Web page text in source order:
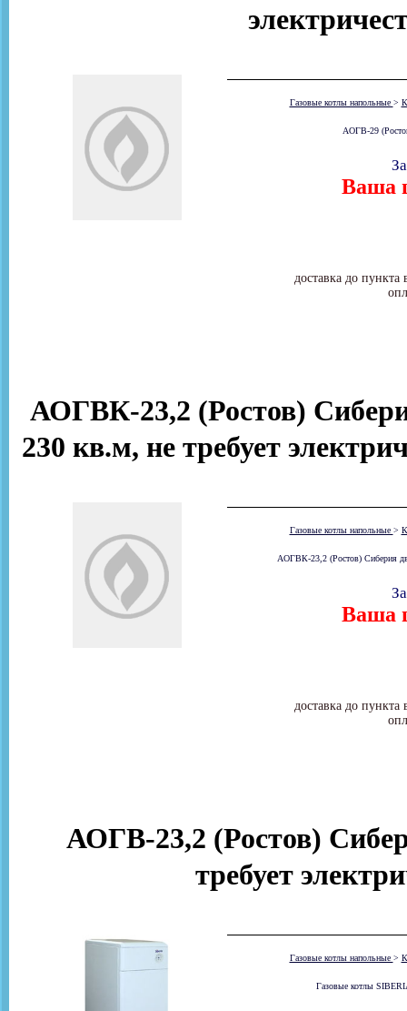
Газовые котлы напольные >
АОГВ-29
Ваша
доставка до
АОГВК-23,2 (Ростов)
230 кв.м, не требует
Газовые котлы напольные >
АОГВК-23,2 (Ростов) Сиберия
Ваша
доставка до
АОГВ-23,2 (Ростов)
требует
Газовые котлы напольные >
Газовые котлы